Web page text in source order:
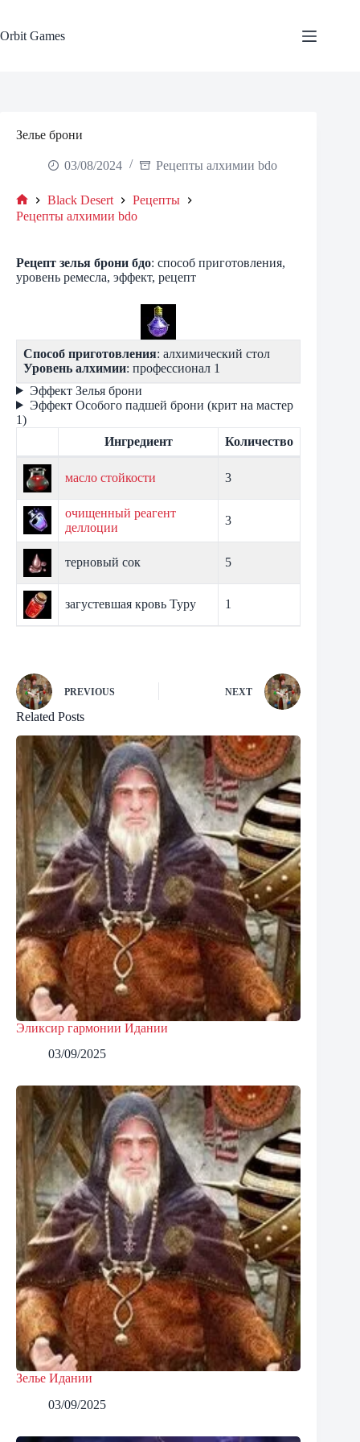
content
Orbit Games
Зелье брони
03/08/2024 Рецепты алхимии bdo
Home
Black Desert
Рецепты
Рецепты алхимии bdo
Рецепт зелья брони бдо: способ приготовления,
уровень ремесла, эффект, рецепт
Способ приготовления: алхимический стол
Уровень алхимии: профессионал 1
Эффект Зелья брони
Эффект Особого падшей брони (крит на мастер
1)
Ингредиент
Количество
масло стойкости 3
очищенный реагент
деллоции
3
терновый сок 5
загустевшая кровь Туру 1
PREVIOUS NEXT
Related Posts
Эликсир гармонии Идании
03/09/2025
Зелье Идании
03/09/2025